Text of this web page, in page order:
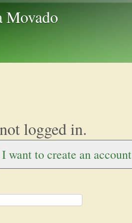
Movado
logged in.
I want to create an account